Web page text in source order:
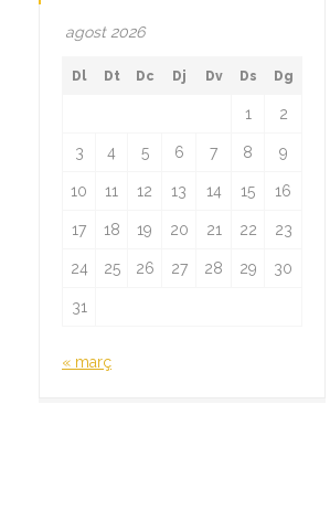
agost 2026
Dl Dt Dc Dj Dv Ds Dg
1 2
3 4 5 6 7 8 9
10 11 12 13 14 15 16
17 18 19 20 21 22 23
24 25 26 27 28 29 30
31
« març